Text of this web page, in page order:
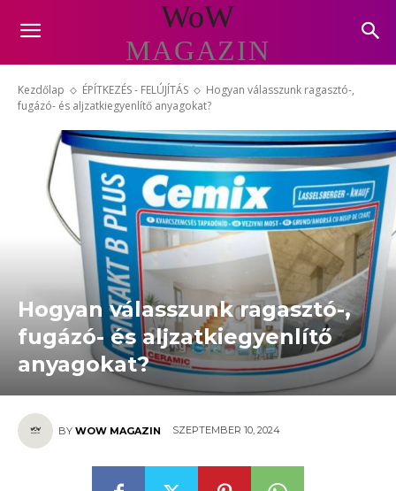
WoW
MAGAZIN
Kezdőlap ÉPÍTKEZÉS - FELÚJÍTÁS
Hogyan válasszunk ragasztó-,
fugázó- és aljzatkiegyenlítő anyagokat?
Hogyan válasszunk ragasztó-,
fugázó- és aljzatkiegyenlítő
anyagokat?
BY WOW MAGAZIN SZEPTEMBER 10, 2024